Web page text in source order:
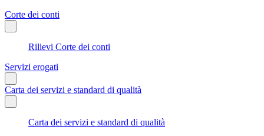
Corte dei conti
Rilievi Corte dei conti
Servizi erogati
Carta dei servizi e standard di qualità
Carta dei servizi e standard di qualità